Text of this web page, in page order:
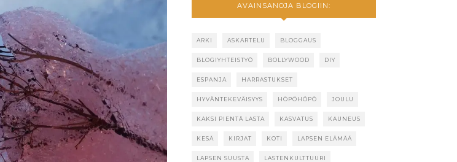
AVAINSANOJA BLOGIIN:
ARKI ASKARTELU BLOGGAUS
BLOGIYHTEISTYÖ BOLLYWOOD DIY
ESPANJA HARRASTUKSET
HYVÄNTEKEVÄISYYS HÖPÖHÖPÖ JOULU
KAKSI PIENTÄ LASTA KASVATUS KAUNEUS
KESÄ KIRJAT KOTI LAPSEN ELÄMÄÄ
LAPSEN SUUSTA LASTENKULTTUURI